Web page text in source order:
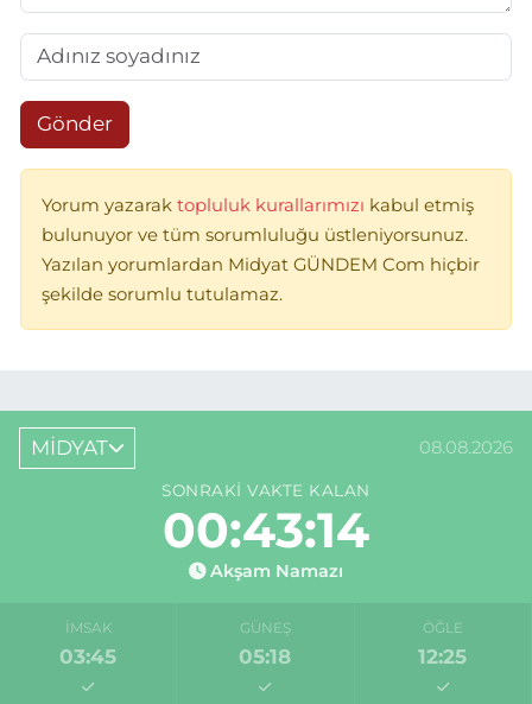
Gönder
Yorum yazarak topluluk kurallarımızı kabul etmiş
bulunuyor ve tüm sorumluluğu üstleniyorsunuz.
Yazılan yorumlardan Midyat GÜNDEM Com hiçbir
şekilde sorumlu tutulamaz.
MİDYAT 08.08.2026
SONRAKI VAKTE KALAN
00:43:14
Akşam Namazı
İMSAK
03:45
GÜNEŞ
05:18
ÖĞLE
12:25